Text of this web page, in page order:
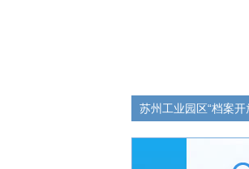
苏州工业园区“档案